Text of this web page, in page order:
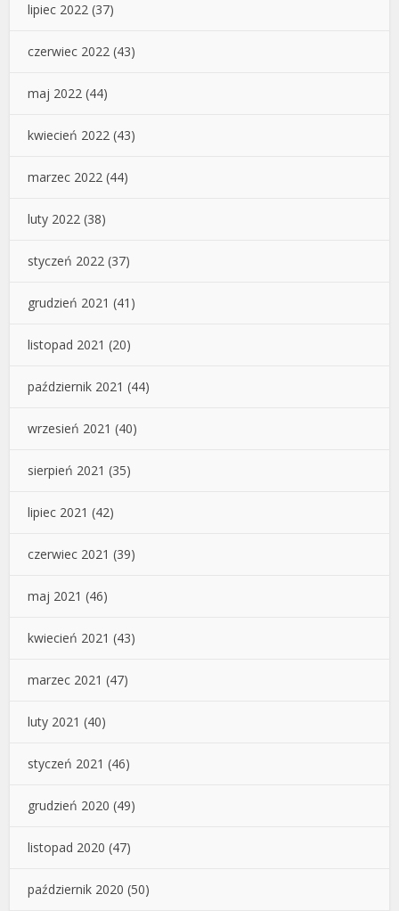
lipiec 2022 (37)
czerwiec 2022 (43)
maj 2022 (44)
kwiecień 2022 (43)
marzec 2022 (44)
luty 2022 (38)
styczeń 2022 (37)
grudzień 2021 (41)
listopad 2021 (20)
październik 2021 (44)
wrzesień 2021 (40)
sierpień 2021 (35)
lipiec 2021 (42)
czerwiec 2021 (39)
maj 2021 (46)
kwiecień 2021 (43)
marzec 2021 (47)
luty 2021 (40)
styczeń 2021 (46)
grudzień 2020 (49)
listopad 2020 (47)
październik 2020 (50)